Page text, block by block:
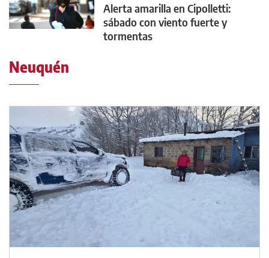
Alerta amarilla en Cipolletti:
sábado con viento fuerte y
tormentas
Neuquén